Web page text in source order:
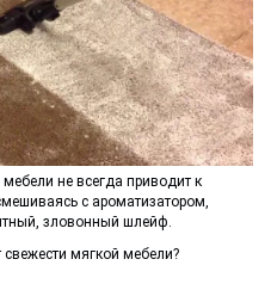
не всегда приводит к
с ароматизатором,
зловонный шлейф.
мягкой мебели?